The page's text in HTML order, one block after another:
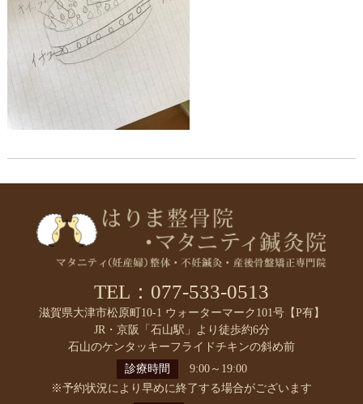
TEL：077-533-0513
滋賀県大津市松原町10-1 ウォーターマーク101号【P有】
JR・京阪「石山駅」より徒歩約6分
石山のケンタッキーフライドチキンの斜め前
診療時間
9:00～19:00
※予約状況により早めに終了する場合がございます